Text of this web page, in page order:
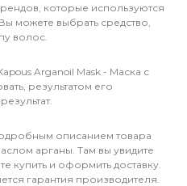
которые используются
можете выбрать средство,
волос.
Arganoil Mask - Маска с
результатом его
описанием товара
арганы. Там вы увидите
купить и оформить доставку.
гарантия производителя.